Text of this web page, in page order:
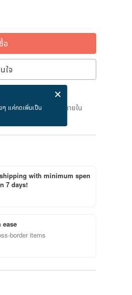
อ
ใจ
ๆ แค่กดเพิ่มเป็น
งิน สั่งตอนนี้จะได้รับภายใน
with minimum spen
7 days!
border items